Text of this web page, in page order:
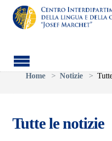
Skip to main content
You are here:
Home
Notizie
Tutte le notizie